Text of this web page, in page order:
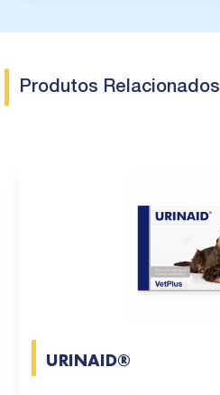
Produtos Relacionados
URINAID®